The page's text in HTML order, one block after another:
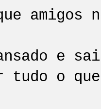
amigos
e
tudo o